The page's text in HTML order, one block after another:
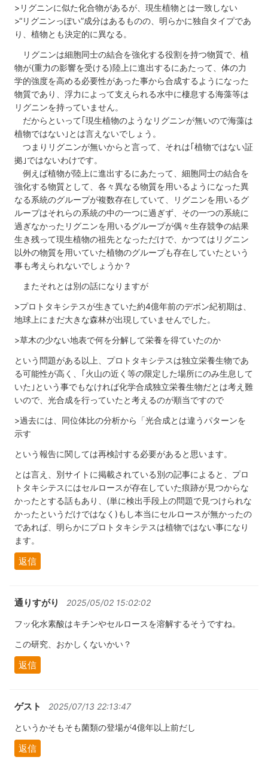
>リグニンに似た化合物があるが、現生植物とは一致しない
>“リグニンっぽい”成分はあるものの、明らかに独自タイプであ
り、植物とも決定的に異なる。
リグニンは細胞同士の結合を強化する役割を持つ物質で、植
物が(重力の影響を受ける)陸上に進出するにあたって、体の力
学的強度を高める必要性があった事から合成するようになった
物質であり、浮力によって支えられる水中に棲息する海藻等は
リグニンを持っていません。
だからといって｢現生植物のようなリグニンが無いので海藻は
植物ではない｣とは言えないでしょう。
つまりリグニンが無いからと言って、それは｢植物ではない証
拠｣ではないわけです。
例えば植物が陸上に進出するにあたって、細胞同士の結合を
強化する物質として、各々異なる物質を用いるようになった異
なる系統のグループが複数存在していて、リグニンを用いるグ
ループはそれらの系統の中の一つに過ぎず、その一つの系統に
過ぎなかったリグニンを用いるグループが偶々生存競争の結果
生き残って現生植物の祖先となっただけで、かつてはリグニン
以外の物質を用いていた植物のグループも存在していたという
事も考えられないでしょうか？
またそれとは別の話になりますが
>プロトタキシテスが生きていた約4億年前のデボン紀初期は、
地球上にまだ大きな森林が出現していませんでした。
>草木の少ない地表で何を分解して栄養を得ていたのか
という問題がある以上、プロトタキシテスは独立栄養生物であ
る可能性が高く、｢火山の近く等の限定した場所にのみ生息して
いた｣という事でもなければ化学合成独立栄養生物だとは考え難
いので、光合成を行っていたと考えるのが順当ですので
>過去には、同位体比の分析から「光合成とは違うパターンを
示す
という報告に関しては再検討する必要があると思います。
とは言え、別サイトに掲載されている別の記事によると、プロ
トタキシテスにはセルロースが存在していた痕跡が見つからな
かったとする話もあり、(単に検出手段上の問題で見つけられな
かったというだけではなく)もし本当にセルロースが無かったの
であれば、明らかにプロトタキシテスは植物ではない事になり
ます。
返信
通りすがり 2025/05/02 15:02:02
フッ化水素酸はキチンやセルロースを溶解するそうですね。
この研究、おかしくないかい？
返信
ゲスト 2025/07/13 22:13:47
というかそもそも菌類の登場が4億年以上前だし
返信